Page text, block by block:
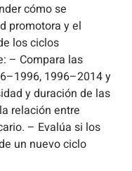
cómo se
promotora y el
los ciclos
– Compara las
1996–2014 y
y duración de las
relación entre
– Evalúa si los
un nuevo ciclo